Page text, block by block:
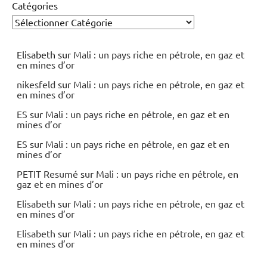
Catégories
Elisabeth sur Mali : un pays riche en pétrole, en gaz et
en mines d’or
nikesfeld sur Mali : un pays riche en pétrole, en gaz et
en mines d’or
ES sur Mali : un pays riche en pétrole, en gaz et en
mines d’or
ES sur Mali : un pays riche en pétrole, en gaz et en
mines d’or
PETIT Resumé sur Mali : un pays riche en pétrole, en
gaz et en mines d’or
Elisabeth sur Mali : un pays riche en pétrole, en gaz et
en mines d’or
Elisabeth sur Mali : un pays riche en pétrole, en gaz et
en mines d’or